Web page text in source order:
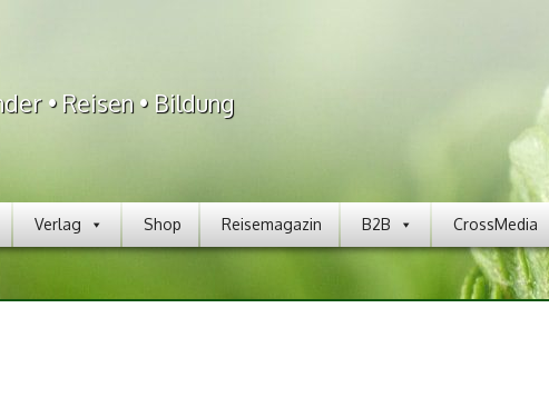
• Reisen • Bildung
Verlag Shop Reisemagazin B2B CrossMedia